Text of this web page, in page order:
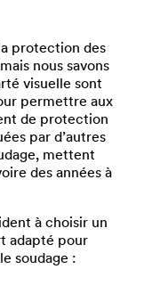
protection des
nous savons
visuelle sont
permettre aux
de protection
par d’autres
mettent
des années à
à choisir un
adapté pour
soudage :